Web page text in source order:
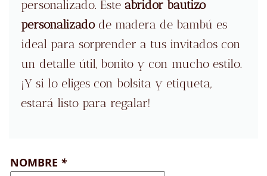
personalizado. Este abridor bautizo
personalizadode madera de bambú es
ideal para sorprender a tus invitados con
un detalle útil, bonito y con mucho estilo.
¡Y si lo eliges con bolsita y etiqueta,
estará listo para regalar!
NOMBRE *